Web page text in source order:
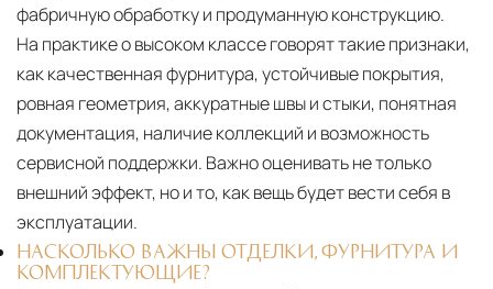
фабричную обработку и продуманную конструкцию.
На практике о высоком классе говорят такие признаки,
как качественная фурнитура, устойчивые покрытия,
ровная геометрия, аккуратные швы и стыки, понятная
документация, наличие коллекций и возможность
сервисной поддержки. Важно оценивать не только
внешний эффект, но и то, как вещь будет вести себя в
эксплуатации.
НАСКОЛЬКО ВАЖНЫ ОТДЕЛКИ, ФУРНИТУРА И
КОМПЛЕКТУЮЩИЕ?